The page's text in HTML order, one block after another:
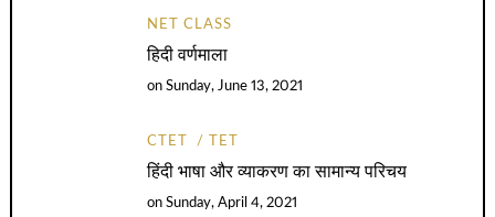
NET CLASS
हिदी वर्णमाला
onSunday, June 13, 2021
CTET TET
हिंदी भाषा और व्याकरण का सामान्य परिचय
onSunday, April 4, 2021